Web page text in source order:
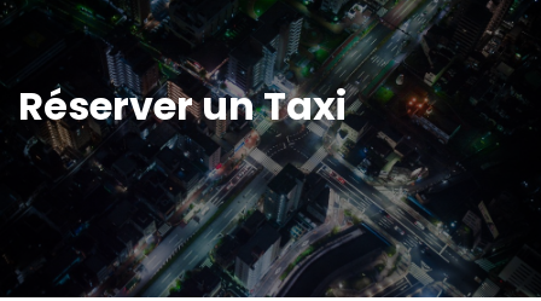
Réserver un Taxi